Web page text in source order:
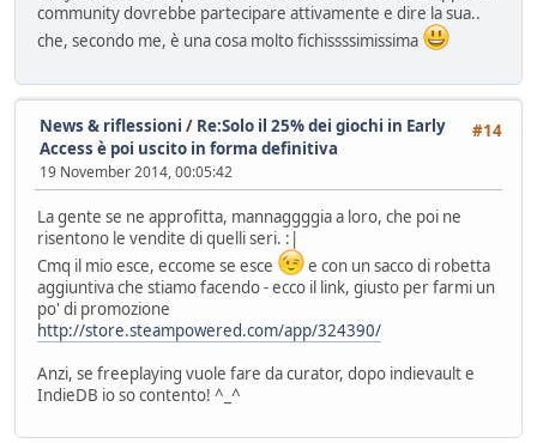
community dovrebbe partecipare attivamente e dire la sua..
che, secondo me, è una cosa molto fichissssimissima
#14
News & riflessioni / Re:Solo il 25% dei giochi in Early
Access è poi uscito in forma definitiva
19 November 2014, 00:05:42
La gente se ne approfitta, mannaggggia a loro, che poi ne
risentono le vendite di quelli seri. :|
Cmq il mio esce, eccome se esce
e con un sacco di robetta
aggiuntiva che stiamo facendo - ecco il link, giusto per farmi un
po' di promozione
http://store.steampowered.com/app/324390/
Anzi, se freeplaying vuole fare da curator, dopo indievault e
IndieDB io so contento! ^_^